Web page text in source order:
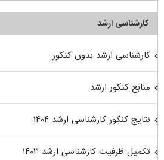
کارشناسی ارشد
کارشناسی ارشد بدون کنکور
منابع کنکور ارشد
نتایج کنکور کارشناسی ارشد ۱۴۰۴
تکمیل ظرفیت کارشناسی ارشد ۱۴۰۳